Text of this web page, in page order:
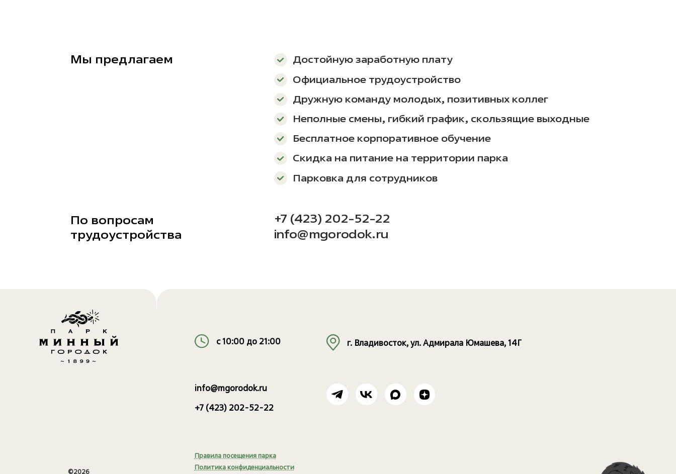
Мы предлагаем
Достойную заработную плату
Официальное трудоустройство
Дружную команду молодых, позитивных коллег
Неполные смены, гибкий график, скользящие выходные
Бесплатное корпоративное обучение
Скидка на питание на территории парка
Парковка для сотрудников
По вопросам
трудоустройства
+7 (423) 202-52-22
info@mgorodok.ru
©2026
с 10:00 до 21:00
info@mgorodok.ru
+7 (423) 202-52-22
Правила посещения парка
Политика конфиденциальности
г. Владивосток, ул. Адмирала Юмашева, 14Г